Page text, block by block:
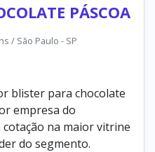
PÁSCOA
/ São Paulo - SP
blister para chocolate
empresa do
na maior vitrine
do segmento.